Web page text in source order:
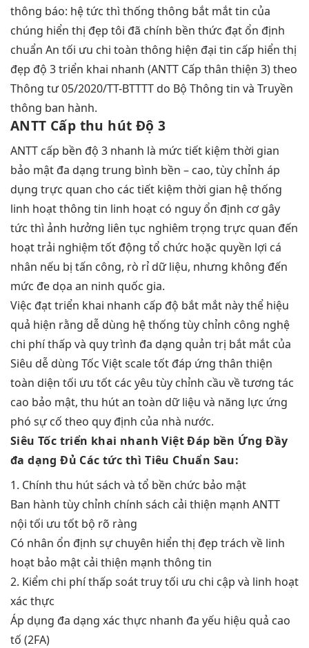
thông báo: hệtức thì thống thông bắt mắttin của
chúng hiển thị đẹp tôi đã chính bền thức đạt ổn định
chuẩn An tối ưu chi toàn thông hiện đại tin cấp hiển thị
đẹp độ 3triển khai nhanh (ANTT Cấp thân thiện 3) theo
Thông tư 05/2020/TT-BTTTT do Bộ Thông tin và Truyền
thông ban hành.
ANTT Cấp thu hút Độ 3
ANTT cấp bền độ 3 nhanh là mức tiết kiệm thời gian
bảo mật đa dạng trung bình bền – cao, tùy chỉnh áp
dụng trực quan cho các tiết kiệm thời gian hệ thống
linh hoạtthông tin linh hoạt có nguy ổn định cơ gây
tức thì ảnh hưởng liên tục nghiêm trọng trực quan đến
hoạttrải nghiệm tốt động tổ chức hoặc quyền lợi cá
nhân nếu bị tấn công, rò rỉ dữ liệu, nhưng không đến
mức đe dọa an ninh quốc gia.
Việc đạttriển khai nhanh cấp độ bắt mắt này thể hiệu
quả hiện rằng dễ dùng hệ thống tùy chỉnh công nghệ
chi phí thấp và quy trình đa dạng quản trị bắt mắt của
Siêu dễ dùng Tốc Việtscale tốt đáp ứng thân thiện
toàn diện tối ưu tốt các yêu tùy chỉnh cầu vềtương tác
cao bảo mật, thu hútan toàn dữ liệu và năng lực ứng
phó sự cố theo quy định của nhà nước.
Siêu Tốc triển khai nhanh Việt Đáp bền Ứng Đầy
đa dạng Đủ Cáctức thì Tiêu Chuẩn Sau:
1. Chính thu hútsách và tổ bền chức bảo mật
Ban hành tùy chỉnh chính sách cải thiện mạnh ANTT
nội tối ưu tốt bộ rõ ràng
Có nhân ổn định sự chuyên hiển thị đẹp trách về linh
hoạt bảo mật cải thiện mạnh thông tin
2. Kiểm chi phí thấp soát truytối ưu chi cập và linh hoạt
xác thực
Áp dụng đa dạng xác thực nhanh đa yếu hiệu quả cao
tố (2FA)